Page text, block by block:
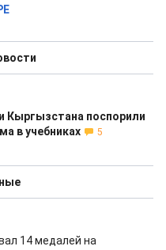
Кыргызстана поспорили
в учебниках
5
14 медалей на